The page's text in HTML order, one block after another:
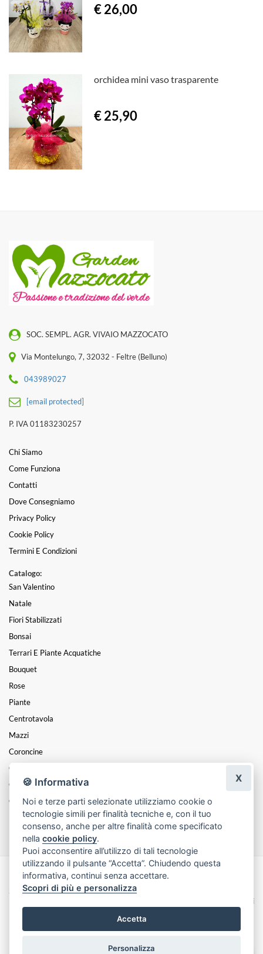
€ 26,00
orchidea mini vaso trasparente
€ 25,90
SOC. SEMPL. AGR. VIVAIO MAZZOCATO
Via Montelungo, 7, 32032 - Feltre (Belluno)
043989027
[email protected]
P. IVA 01183230257
Chi Siamo
Come Funziona
Contatti
Dove Consegniamo
Privacy Policy
Cookie Policy
Termini E Condizioni
Catalogo:
San Valentino
Natale
Fiori Stabilizzati
Bonsai
Terrari E Piante Acquatiche
Bouquet
Rose
Piante
Centrotavola
Mazzi
Coroncine
Composizioni
Cesti
Cuori
Funebre
Made with byInfoser.it- Realizzazione Siti ecommerce per Fioristi
2026
Termini e Condizioni
🍪 Informativa
Noi e terze parti selezionate utilizziamo cookie o
tecnologie simili per finalità tecniche e, con il tuo
consenso, anche per altre finalità come specificato
nellacookie policy.
Puoi acconsentire all’utilizzo di tali tecnologie
utilizzando il pulsante “Accetta”. Chiudendo questa
informativa, continui senza accettare.
Scopri di più e personalizza
Accetta
Personalizza
X